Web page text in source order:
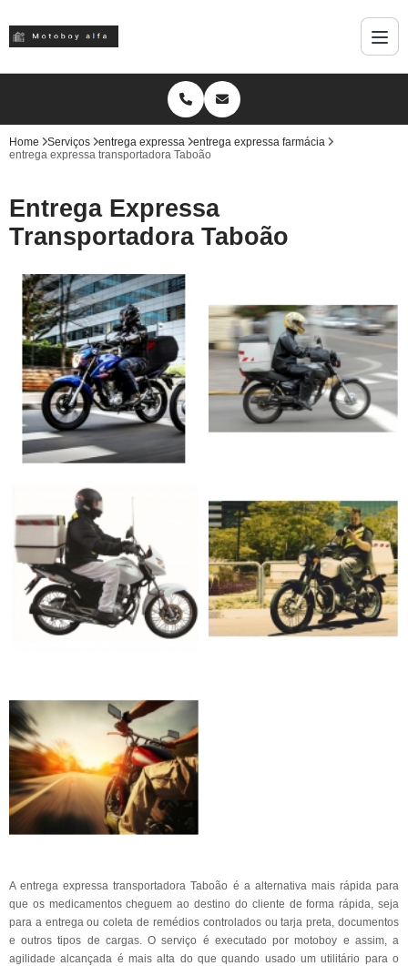
Home Serviços entrega expressa
entrega expressa farmácia
entrega expressa transportadora Taboão
Entrega Expressa
Transportadora Taboão
A entrega expressa transportadora Taboão é a alternativa mais rápida para
que os medicamentos cheguem ao destino do cliente de forma rápida, seja
para a entrega ou coleta de remédios controlados ou tarja preta, documentos
e outros tipos de cargas. O serviço é executado por motoboy e assim, a
agilidade alcançada é mais alta do que quando usado um utilitário para o